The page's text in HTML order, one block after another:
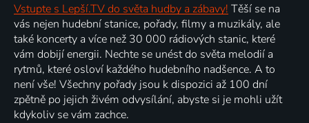
Vstupte s Lepší.TV do světa hudby a zábavy! Těší se na
vás nejen hudební stanice, pořady, filmy a muzikály, ale
také koncerty a více než 30 000 rádiových stanic, které
vám dobijí energii. Nechte se unést do světa melodií a
rytmů, které osloví každého hudebního nadšence. A to
není vše! Všechny pořady jsou k dispozici až 100 dní
zpětně po jejich živém odvysílání, abyste si je mohli užít
kdykoliv se vám zachce.